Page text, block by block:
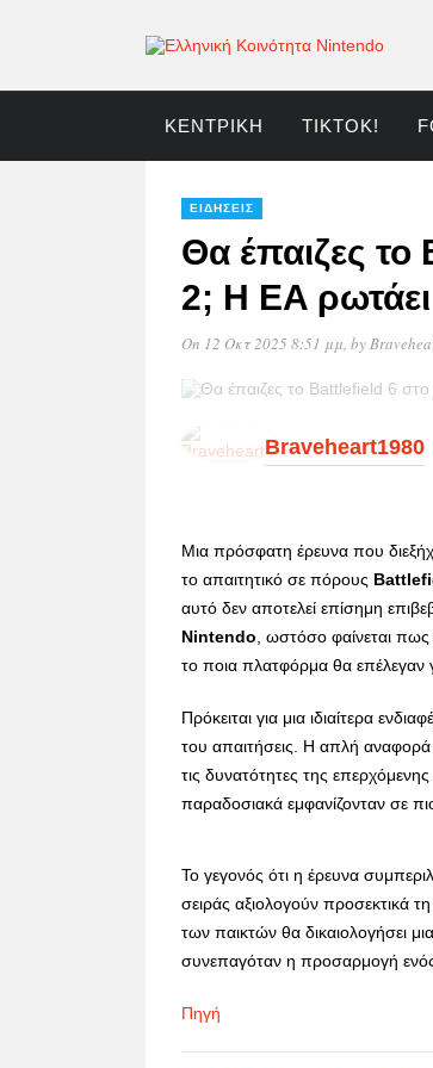
ΚΕΝΤΡΙΚΉ TIKTOK!
ΕΙΔΉΣΕΙΣ
Θα έπαιζες
2; Η EA
On 12 Οκτ 2025 8:51 μμ, by
Braveheart1980
Μια πρόσφατη έρευνα που
το απαιτητικό σε πόρους
αυτό δεν αποτελεί επίσημη
Nintendo, ωστόσο φαίνεται πως
το ποια πλατφόρμα θα επέλεγαν
Πρόκειται για μια ιδιαίτερα
του απαιτήσεις. Η απλή αναφορά
τις δυνατότητες της
παραδοσιακά εμφανίζονταν σε
Το γεγονός ότι η έρευνα
σειράς αξιολογούν προσεκτικά
των παικτών θα δικαιολογήσει
συνεπαγόταν η προσαρμογή ενός
Πηγή